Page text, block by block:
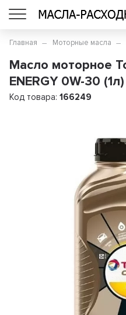
Главная Моторные масла
Масло моторное
ENERGY 0W-30
Код товара:166249